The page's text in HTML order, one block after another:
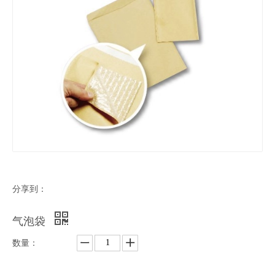
分享到：
气泡袋
数量：